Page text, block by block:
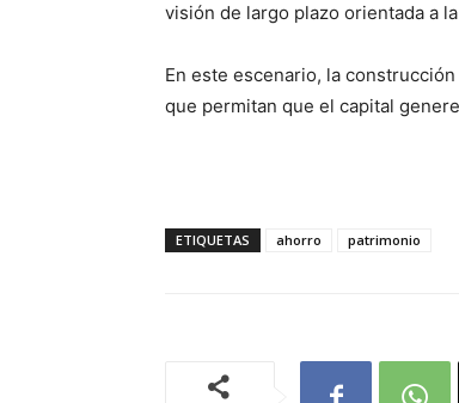
visión de largo plazo orientada a
En este escenario, la
que permitan que el capital
ETIQUETAS ahorro patrimonio